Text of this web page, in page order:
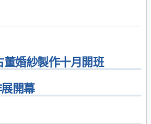
婚紗製作十月開班
開幕